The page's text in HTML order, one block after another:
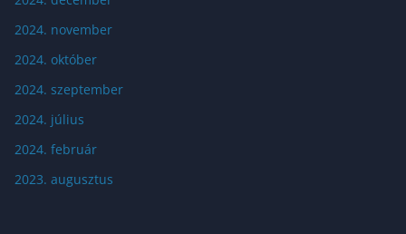
2024. november
2024. október
2024. szeptember
2024. július
2024. február
2023. augusztus